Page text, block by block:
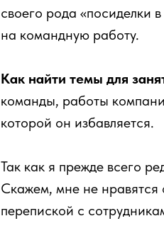
своего рода «посиделки
на командную работу.
Как найти темы для
команды, работы
которой он избавляется.
Так как я прежде всего
Скажем, мне не нравятся
перепиской с